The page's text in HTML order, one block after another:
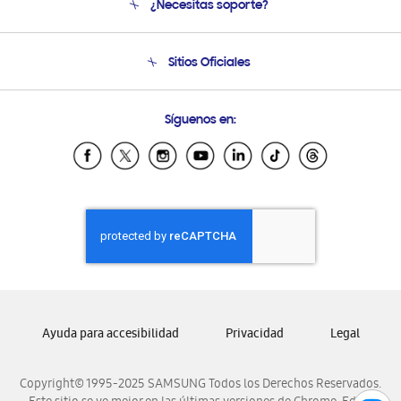
Soporte
Condiciones de Compra
¿Necesitas soporte?
Soporte vía eMail
Sitios Oficiales
Samsung Ecuador
Samsung El Salvador
Samsung Honduras
Samsung Nicaragua
Samsung Panamá
Samsung Venezuela
Síguenos en:
Copyright© 1995-2025 SAMSUNG Todos los Derechos Reservados.
Ayuda para accesibilidad Privacidad Legal